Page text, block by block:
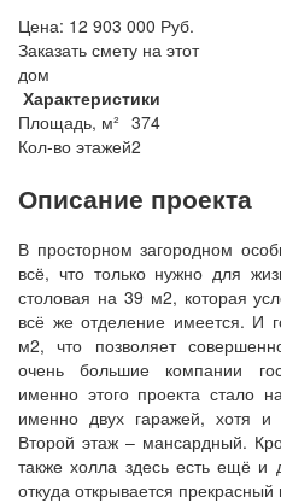
Цена: 12 903 000 Руб.
Заказать смету на этот
дом
Характеристики
Площадь, м² 374
Кол-во этажей2
Описание проекта
В просторном загородном
всё, что только нужно для
столовая на 39 м2, которая
всё же отделение имеется. И
м2, что позволяет
очень большие компании
именно этого проекта стало
именно двух гаражей, хотя и
Второй этаж – мансардный.
также холла здесь есть ещё и
откуда открывается прекрасный